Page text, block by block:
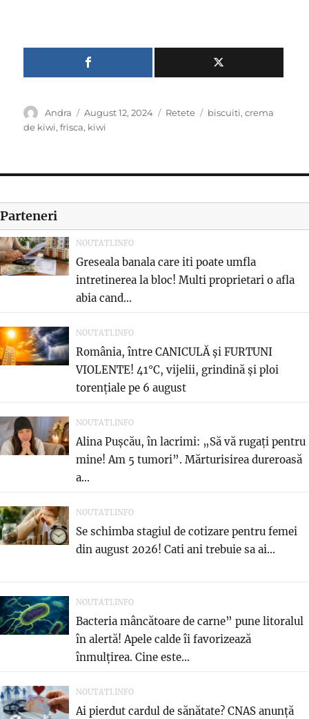
Author
Andra
Posted
on
August 12, 2024 Categories
Retete Tags
biscuiti,crema
de kiwi,frisca, kiwi
Parteneri
NOUTATI.INFO
Greseala banala care iti poate umfla
intretinerea la bloc! Multi proprietari o afla
abia cand...
NOUTATI.INFO
România, între CANICULĂ și FURTUNI
VIOLENTE! 41°C, vijelii, grindină și ploi
torențiale pe 6 august
NOUTATI.INFO
Alina Pușcău, în lacrimi: „Să vă rugați pentru
mine! Am 5 tumori”. Mărturisirea dureroasă
a...
NOUTATI.INFO
Se schimba stagiul de cotizare pentru femei
din august 2026! Cati ani trebuie sa ai...
NOUTATI.INFO
Bacteria mâncătoare de carne” pune litoralul
în alertă! Apele calde îi favorizează
înmulțirea. Cine este...
NOUTATI.INFO
Ai pierdut cardul de sănătate? CNAS anunță